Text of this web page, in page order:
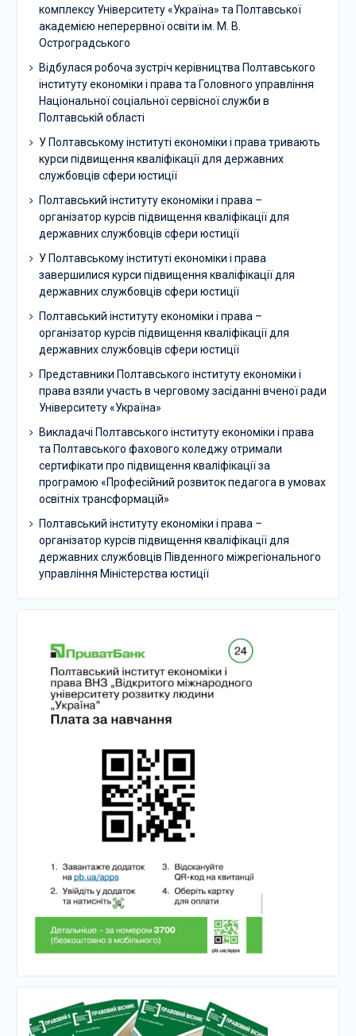
комплексу Університету «Україна» та Полтавської
академією неперервної освіти ім. М. В.
Остроградського
Відбулася робоча зустріч керівництва Полтавського
інституту економіки і права та Головного управління
Національної соціальної сервісної служби в
Полтавській області
У Полтавському інституті економіки і права тривають
курси підвищення кваліфікації для державних
службовців сфери юстиції
Полтавський інституту економіки і права –
організатор курсів підвищення кваліфікації для
державних службовців сфери юстиції
У Полтавському інституті економіки і права
завершилися курси підвищення кваліфікації для
державних службовців сфери юстиції
Полтавський інституту економіки і права –
організатор курсів підвищення кваліфікації для
державних службовців сфери юстиції
Представники Полтавського інституту економіки і
права взяли участь в черговому засіданні вченої ради
Університету «Україна»
Викладачі Полтавського інституту економіки і права
та Полтавського фахового коледжу отримали
сертифікати про підвищення кваліфікації за
програмою «Професійний розвиток педагога в умовах
освітніх трансформацій»
Полтавський інституту економіки і права –
організатор курсів підвищення кваліфікації для
державних службовців Південного міжрегіонального
управління Міністерства юстиції